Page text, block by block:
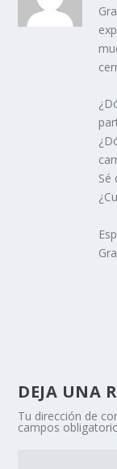
Sé
DEJA UNA
Tu dirección de
campos